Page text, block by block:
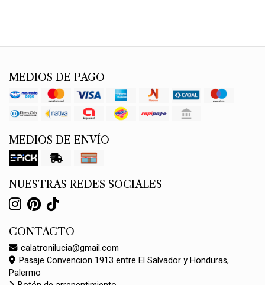
MEDIOS DE PAGO
MEDIOS DE ENVÍO
NUESTRAS REDES SOCIALES
CONTACTO
calatronilucia@gmail.com
Pasaje Convencion 1913 entre El Salvador y Honduras,
Palermo